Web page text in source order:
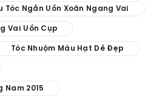
Tóc Ngắn Uốn Xoăn Ngang Vai
Vai Uốn Cụp
Tóc Nhuộm Màu Hạt Dẻ Đẹp
Nam 2015